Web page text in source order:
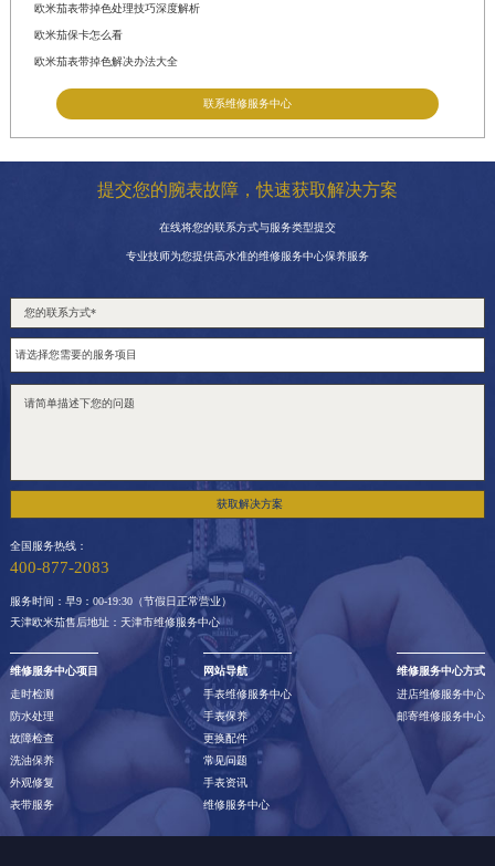
欧米茄表带掉色处理技巧深度解析
欧米茄保卡怎么看
欧米茄表带掉色解决办法大全
联系维修服务中心
提交您的腕表故障，快速获取解决方案
在线将您的联系方式与服务类型提交
专业技师为您提供高水准的维修服务中心保养服务
获取解决方案
全国服务热线：
400-877-2083
服务时间：早9：00-19:30（节假日正常营业）
天津欧米茄售后地址：天津市维修服务中心
维修服务中心项目
走时检测
防水处理
故障检查
洗油保养
外观修复
表带服务
网站导航
手表维修服务中心
手表保养
更换配件
常见问题
手表资讯
维修服务中心
维修服务中心方式
进店维修服务中心
邮寄维修服务中心